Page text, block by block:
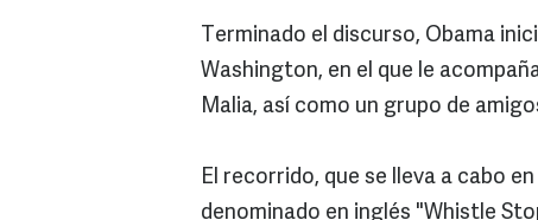
Terminado el discurso, Obama
Washington, en el que le
Malia, así como un grupo de
El recorrido, que se lleva a cabo
denominado en inglés "Whistle